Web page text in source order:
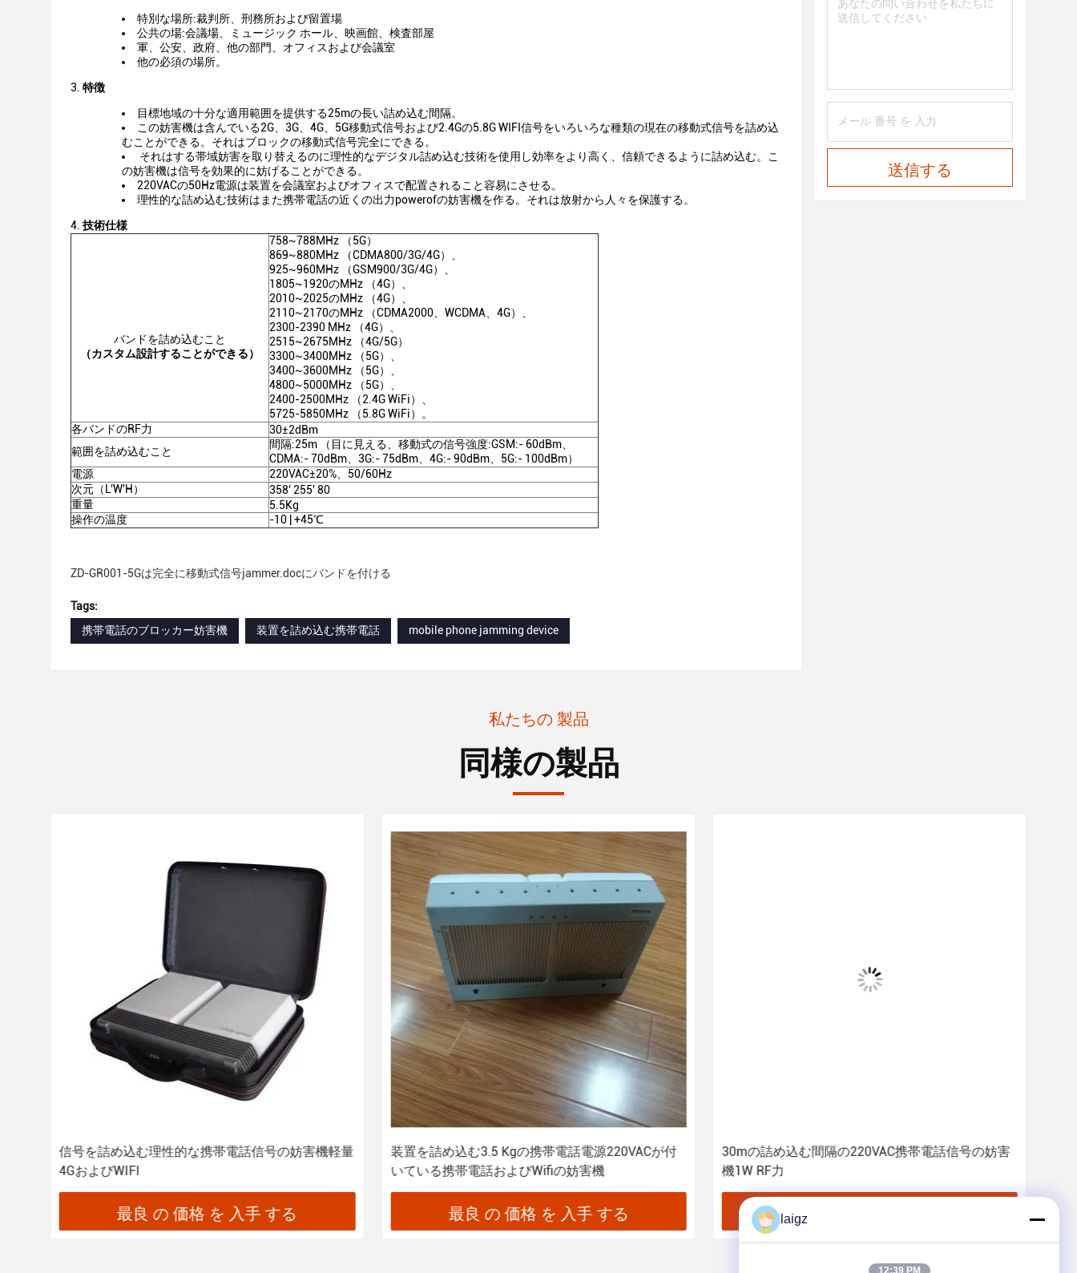
特別な場所:裁判所、刑務所および留置場
公共の場:会議場、ミュージック ホール、映画館、検査部屋
軍、公安、政府、他の部門、オフィスおよび会議室
他の必須の場所。
特徴
目標地域の十分な適用範囲を提供する25mの長い詰め込む間隔。
この妨害機は含んでいる2G、3G、4G、5G移動式信号および2.4Gの5.8G WIFI信号をいろいろな種類の現在の移動式信号を詰め込
むことができる。それはブロックの移動式信号完全にできる。
それはする帯域妨害を取り替えるのに理性的なデジタル詰め込む技術を使用し効率をより高く、信頼できるように詰め込む。こ
の妨害機は信号を効果的に妨げることができる。
220VACの50Hz電源は装置を会議室およびオフィスで配置されること容易にさせる。
理性的な詰め込む技術はまた携帯電話の近くの出力powerofの妨害機を作る。それは放射から人々を保護する。
技術仕様
バンドを詰め込むこと
（カスタム設計することができる）
758~788MHz （5G）
869~880MHz （CDMA800/3G/4G）、
925~960MHz （GSM900/3G/4G）、
1805~1920のMHz （4G）、
2010~2025のMHz （4G）、
2110~2170のMHz （CDMA2000、WCDMA、4G）、
2300-2390 MHz （4G）、
2515~2675MHz （4G/5G）
3300~3400MHz （5G）、
3400~3600MHz （5G）、
4800~5000MHz （5G）、
2400-2500MHz （2.4G WiFi）、
5725-5850MHz （5.8G WiFi）。
各バンドのRF力
30±2dBm
範囲を詰め込むこと
間隔:25m （目に見える、移動式の信号強度:GSM:- 60dBm、
CDMA:- 70dBm、3G:- 75dBm、4G:- 90dBm、5G:- 100dBm）
電源
220VAC±20%、50/60Hz
次元（L'W'H）
358' 255' 80
重量
5.5Kg
操作の温度
-10 | +45℃
ZD-GR001-5Gは完全に移動式信号jammer.docにバンドを付ける
Tags:
携帯電話のブロッカー妨害機
装置を詰め込む携帯電話 mobile phone jamming device
送信する
私たちの 製品
同様の製品
信号を詰め込む理性的な携帯電話信号の妨害機軽量
4GおよびWIFI
最良 の 価格 を 入手 する
装置を詰め込む3.5 Kgの携帯電話電源220VACが付
いている携帯電話およびWifiの妨害機
最良 の 価格 を 入手 する
30mの詰め込む間隔の220VAC携帯電話信号の妨害
機1W RF力
最良 の 価格 を 入手 する
laigz
12:39 PM